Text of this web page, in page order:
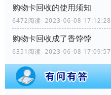
购物卡回收的使用须知
6472阅读 2023-06-08 17:12:28
购物卡回收成了香饽饽
6351阅读 2023-06-08 17:09:57